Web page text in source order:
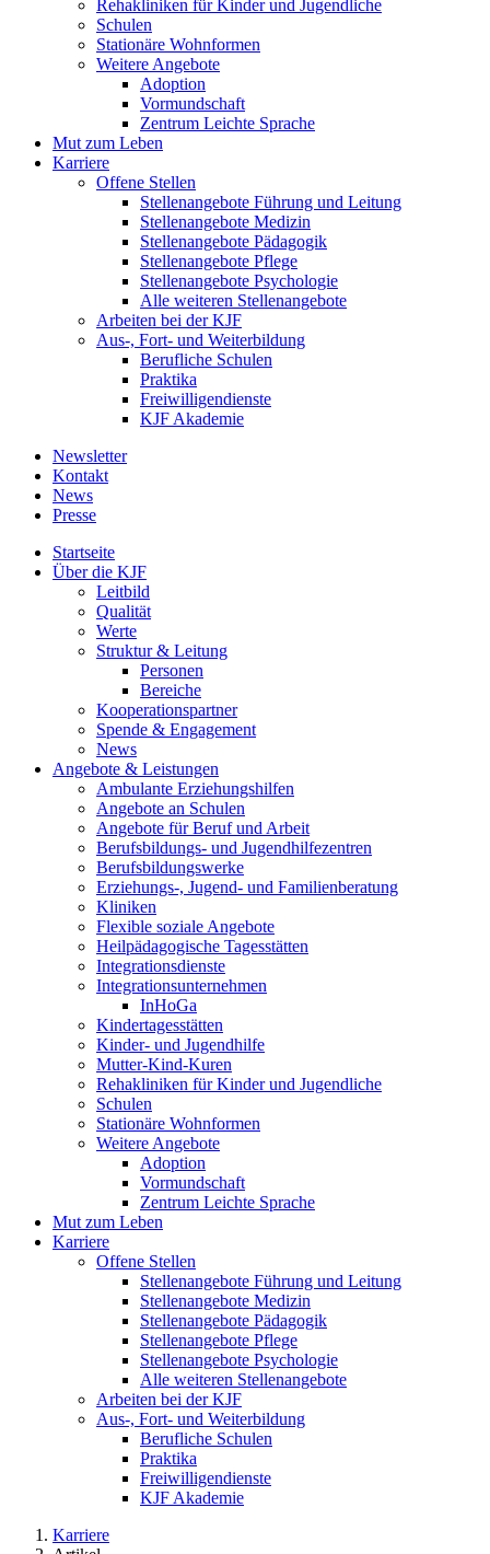
Rehakliniken für Kinder und Jugendliche
Schulen
Stationäre Wohnformen
Weitere Angebote
Adoption
Vormundschaft
Zentrum Leichte Sprache
Mut zum Leben
Karriere
Offene Stellen
Stellenangebote Führung und Leitung
Stellenangebote Medizin
Stellenangebote Pädagogik
Stellenangebote Pflege
Stellenangebote Psychologie
Alle weiteren Stellenangebote
Arbeiten bei der KJF
Aus-, Fort- und Weiterbildung
Berufliche Schulen
Praktika
Freiwilligendienste
KJF Akademie
Newsletter
Kontakt
News
Presse
Startseite
Über die KJF
Leitbild
Qualität
Werte
Struktur & Leitung
Personen
Bereiche
Kooperationspartner
Spende & Engagement
News
Angebote & Leistungen
Ambulante Erziehungshilfen
Angebote an Schulen
Angebote für Beruf und Arbeit
Berufsbildungs- und Jugendhilfezentren
Berufsbildungswerke
Erziehungs-, Jugend- und Familienberatung
Kliniken
Flexible soziale Angebote
Heilpädagogische Tagesstätten
Integrationsdienste
Integrationsunternehmen
InHoGa
Kindertagesstätten
Kinder- und Jugendhilfe
Mutter-Kind-Kuren
Rehakliniken für Kinder und Jugendliche
Schulen
Stationäre Wohnformen
Weitere Angebote
Adoption
Vormundschaft
Zentrum Leichte Sprache
Mut zum Leben
Karriere
Offene Stellen
Stellenangebote Führung und Leitung
Stellenangebote Medizin
Stellenangebote Pädagogik
Stellenangebote Pflege
Stellenangebote Psychologie
Alle weiteren Stellenangebote
Arbeiten bei der KJF
Aus-, Fort- und Weiterbildung
Berufliche Schulen
Praktika
Freiwilligendienste
KJF Akademie
Karriere